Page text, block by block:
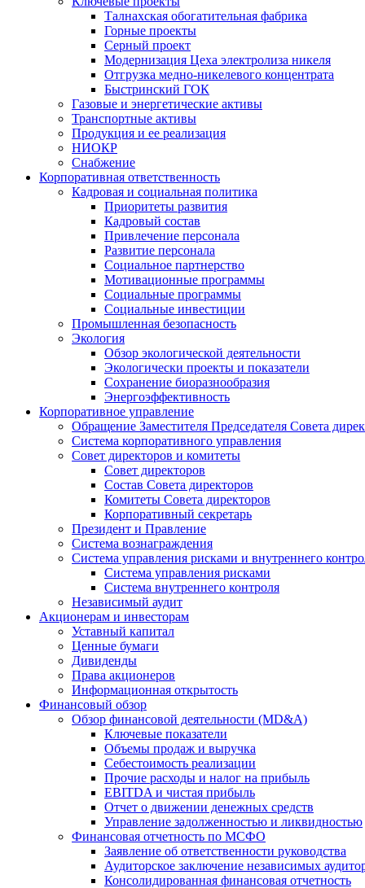
Талнахская обогатительная фабрика
Горные проекты
Серный проект
Модернизация Цеха электролиза никеля
Отгрузка медно-никелевого концентрата
Быстринский ГОК
Газовые и энергетические активы
Транспортные активы
Продукция и ее реализация
НИОКР
Снабжение
Корпоративная ответственность
Кадровая и социальная политика
Приоритеты развития
Кадровый состав
Привлечение персонала
Развитие персонала
Социальное партнерство
Мотивационные программы
Социальные программы
Социальные инвестиции
Промышленная безопасность
Экология
Обзор экологической деятельности
Экологически проекты и показатели
Сохранение биоразнообразия
Энергоэффективность
Корпоративное управление
Обращение Заместителя Председателя Совета
Система корпоративного управления
Совет директоров и комитеты
Совет директоров
Состав Совета директоров
Комитеты Совета директоров
Корпоративный секретарь
Президент и Правление
Система вознаграждения
Система управления рисками и внутреннего
Система управления рисками
Система внутреннего контроля
Независимый аудит
Акционерам и инвесторам
Уставный капитал
Ценные бумаги
Дивиденды
Права акционеров
Информационная открытость
Финансовый обзор
Обзор финансовой деятельности (MD&A)
Ключевые показатели
Объемы продаж и выручка
Себестоимость реализации
Прочие расходы и налог на прибыль
EBITDA и чистая прибыль
Отчет о движении денежных средств
Управление задолженностью и ликвидностью
Финансовая отчетность по МСФО
Заявление об ответственности руководства
Аудиторское заключение независимых
Консолидированная финансовая отчетность